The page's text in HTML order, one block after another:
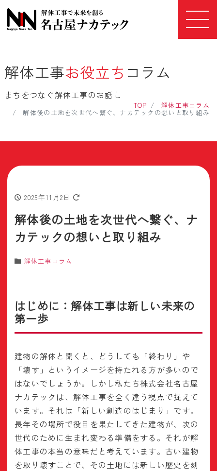
解体工事お役立ち コラム
まちをつなぐ解体工事のお話し
TOP 解体工事コラム
解体後の土地を次世代へ繋ぐ、ナカテックの想いと取り組み
2025年11月2日
解体後の土地を次世代へ繋ぐ、ナ
カテックの想いと取り組み
解体工事コラム
はじめに：解体工事は新しい未来の
第一歩
建物の解体と聞くと、どうしても「終わり」や
「壊す」というイメージを持たれる方が多いので
はないでしょうか。しかし私たち株式会社名古屋
ナカテックは、解体工事を全く違う視点で捉えて
います。それは「新しい創造のはじまり」です。
長年その場所で役目を果たしてきた建物が、次の
世代のために生まれ変わる準備をする。それが解
体工事の本当の意味だと考えています。古い建物
を取り壊すことで、その土地には新しい歴史を刻